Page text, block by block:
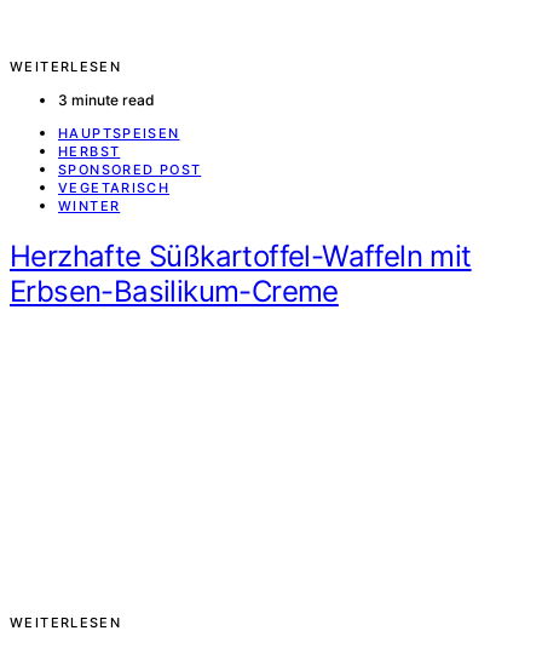
WEITERLESEN
3 minute read
HAUPTSPEISEN
HERBST
SPONSORED POST
VEGETARISCH
WINTER
Herzhafte Süßkartoffel-Waffeln mit
Erbsen-Basilikum-Creme
WEITERLESEN